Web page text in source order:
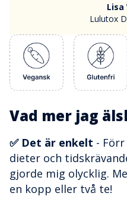
Lisa
Lulutox
Vad mer jag
✅ Det är enkelt -
dieter och
gjorde mig olycklig.
en kopp eller två te!